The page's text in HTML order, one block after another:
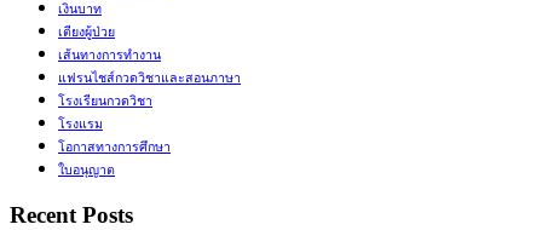
เงินบาท
เตียงผู้ป่วย
เส้นทางการทำงาน
แฟรนไชส์กวดวิชาและสอนภาษา
โรงเรียนกวดวิชา
โรงแรม
โอกาสทางการศึกษา
ใบอนุญาต
Recent Posts